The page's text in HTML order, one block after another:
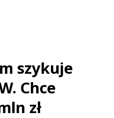
szykuje
Chce
zł